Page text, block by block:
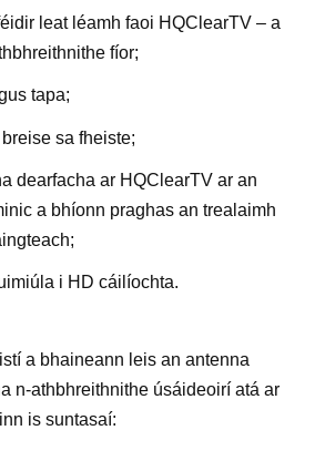
leat léamh faoi HQClearTV – a
fíor;
tapa;
sa fheiste;
dearfacha ar HQClearTV ar an
a bhíonn praghas an trealaimh
i HD cáilíochta.
a bhaineann leis an antenna
n-athbhreithnithe úsáideoirí atá ar
is suntasaí: